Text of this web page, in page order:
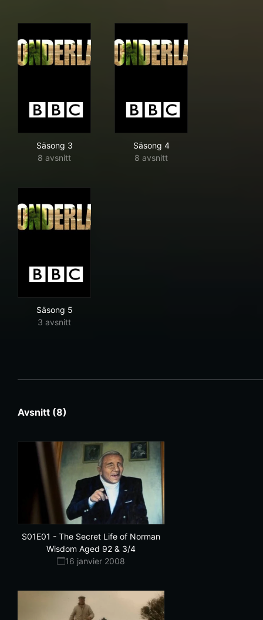
Säsong 3
8 avsnitt
Säsong 4
8 avsnitt
Säsong 5
3 avsnitt
Avsnitt (8)
S01E01 - The Secret Life of Norman
Wisdom Aged 92 & 3/4
16 janvier 2008